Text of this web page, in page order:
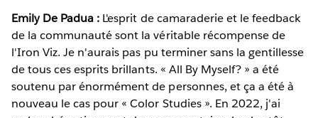
Emily De Padua : L'esprit de camaraderie et le feedback
de la communauté sont la véritable récompense de
l'Iron Viz. Je n'aurais pas pu terminer sans la gentillesse
de tous ces esprits brillants. « All By Myself? » a été
soutenu par énormément de personnes, et ça a été à
nouveau le cas pour « Color Studies ». En 2022, j'ai